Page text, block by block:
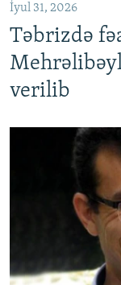
İyul 31, 2026
Təbrizdə
verilib